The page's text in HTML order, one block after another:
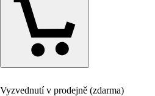
Vyzvednutí v prodejně (zdarma)